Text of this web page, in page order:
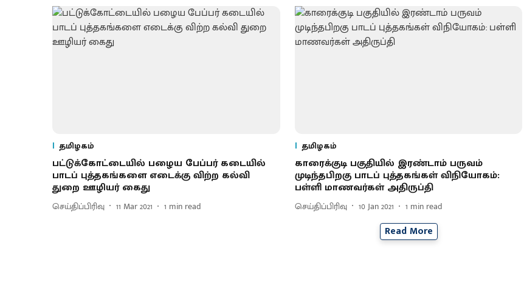
தமிழகம்
பட்டுக்கோட்டையில் பழைய பேப்பர் கடையில்
பாடப் புத்தகங்களை எடைக்கு விற்ற கல்வி
துறை ஊழியர் கைது
செய்திப்பிரிவு 11 Mar 2021 1 min read
தமிழகம்
காரைக்குடி பகுதியில் இரண்டாம் பருவம்
முடிந்தபிறகு பாடப் புத்தகங்கள் விநியோகம்:
பள்ளி மாணவர்கள் அதிருப்தி
செய்திப்பிரிவு 10 Jan 2021 1 min read
Read More